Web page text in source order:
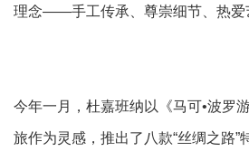
理念——手工传承、尊崇细节、热爱
今年一月，杜嘉班纳以《马可•波罗
旅作为灵感，推出了八款“丝绸之路”